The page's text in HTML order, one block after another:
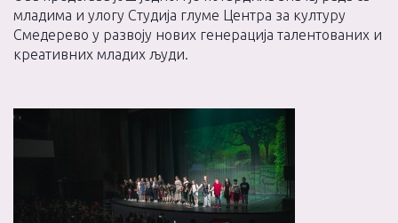
младима и улогу Студија глуме Центра за културу
Смедерево у развоју нових генерација талентованих и
креативних младих људи.